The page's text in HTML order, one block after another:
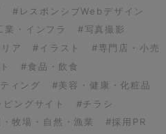
#レスポンシブWebデザイン
・インフラ
#写真撮影
ア
#イラスト
#専門店・小売
#食品・飲食
ィング
#美容・健康・化粧品
ングサイト
#チラシ
牧場・自然・漁業
#採用PR